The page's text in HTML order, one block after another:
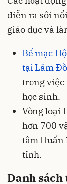
diễn ra sôi
giáo dục và
Bế mạc
tại Lâm
trong việc
học sinh.
Vòng loại
hơn 700
tâm Huấn
tỉnh.
Danh